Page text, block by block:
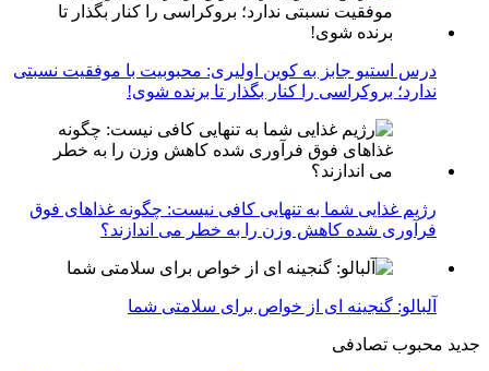
درس استیو جابز به کوین اولیری: محبوبیت با موفقیت نسبتی
ندارد؛ بروکراسی را کنار بگذار تا برنده شوی!
رژیم غذایی شما به تنهایی کافی نیست: چگونه غذاهای فوق
فرآوری شده کاهش وزن را به خطر می اندازند؟
آلبالو: گنجینه ای از خواص برای سلامتی شما
جدید محبوب تصادفی